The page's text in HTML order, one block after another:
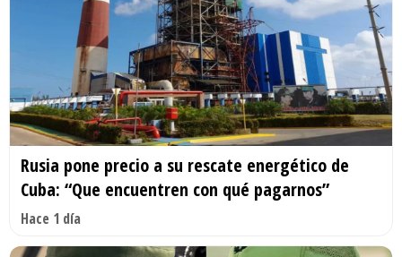
Rusia pone precio a su rescate energético de
Cuba: “Que encuentren con qué pagarnos”
Hace 1 día